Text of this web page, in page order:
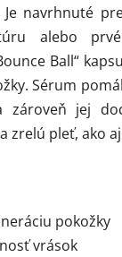
navrhnuté
alebo
Ball“
Sérum
jej
zrelú pleť, ako
pokožky
vrások